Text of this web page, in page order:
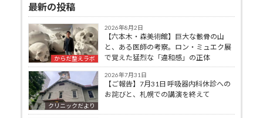
最新の投稿
からだ整えラボ
2026年8月2日
【六本木・森美術館】巨大な骸骨の山
と、ある医師の考察。ロン・ミュエク展
で覚えた猛烈な「違和感」の正体
クリニックだより
2026年7月31日
【ご報告】7月31日 呼吸器内科休診への
お詫びと、札幌での講演を終えて